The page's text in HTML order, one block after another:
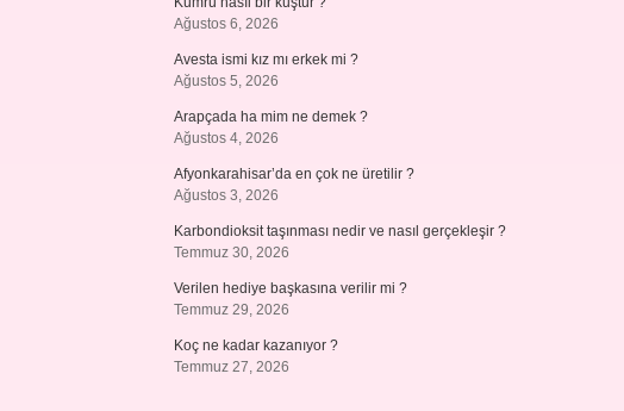
Ağustos 6, 2026
Avesta ismi kız mı erkek mi ?
Ağustos 5, 2026
Arapçada ha mim ne demek ?
Ağustos 4, 2026
Afyonkarahisar’da en çok ne üretilir ?
Ağustos 3, 2026
Karbondioksit taşınması nedir ve nasıl gerçekleşir ?
Temmuz 30, 2026
Verilen hediye başkasına verilir mi ?
Temmuz 29, 2026
Koç ne kadar kazanıyor ?
Temmuz 27, 2026